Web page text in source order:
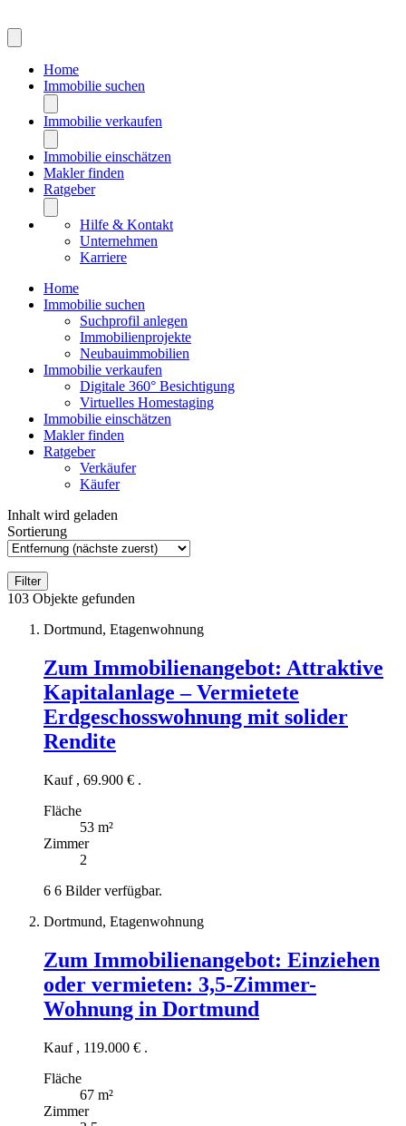
Home
Immobilie suchen
Immobilie verkaufen
Immobilie einschätzen
Makler finden
Ratgeber
Hilfe & Kontakt
Unternehmen
Karriere
Home
Immobilie suchen
Suchprofil anlegen
Immobilienprojekte
Neubauimmobilien
Immobilie verkaufen
Digitale 360° Besichtigung
Virtuelles Homestaging
Immobilie einschätzen
Makler finden
Ratgeber
Verkäufer
Käufer
Inhalt wird geladen
Sortierung
Filter
103 Objekte gefunden
Dortmund, Etagenwohnung
Zum Immobilienangebot: Attraktive
Kapitalanlage – Vermietete
Erdgeschosswohnung mit solider
Rendite
Kauf , 69.900 € .
Fläche
53 m²
Zimmer
2
6 6 Bilder verfügbar.
Dortmund, Etagenwohnung
Zum Immobilienangebot: Einziehen
oder vermieten: 3,5-Zimmer-
Wohnung in Dortmund
Kauf , 119.000 € .
Fläche
67 m²
Zimmer